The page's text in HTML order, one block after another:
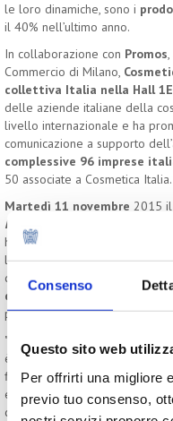
Consenso
Questo sito web
Per offrirti una migliore
previo tuo consenso,
le loro dinamiche, sono i
il 40% nell’ultimo anno.
In collaborazione con Promos
Commercio di Milano,
collettiva Italia nella Hall
delle aziende italiane della
livello internazionale e ha
comunicazione a supporto
complessive 96 imprese
50 associate a Cosmetica Italia.
Martedì 11 novembre 2015
Reception
: Cosmetica Italia,
hanno celebrato, con stampa,
l’importanza strategica del
dell’industria cosmetica
dell’industria cosmetica
presidente di Cosmetica Italia,
"La partecipazione a questo
è ulteriore testimonianza del
filiera di settore nell’intento
eccellenza industriale e
commentato
Fabio Rossello
,